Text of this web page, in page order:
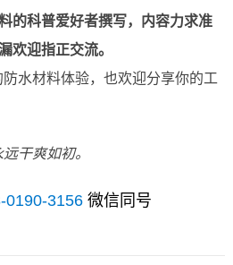
的科普爱好者撰写，内容力求准
欢迎指正交流。
水材料体验，也欢迎分享你的工
干爽如初。
0190-3156微信同号